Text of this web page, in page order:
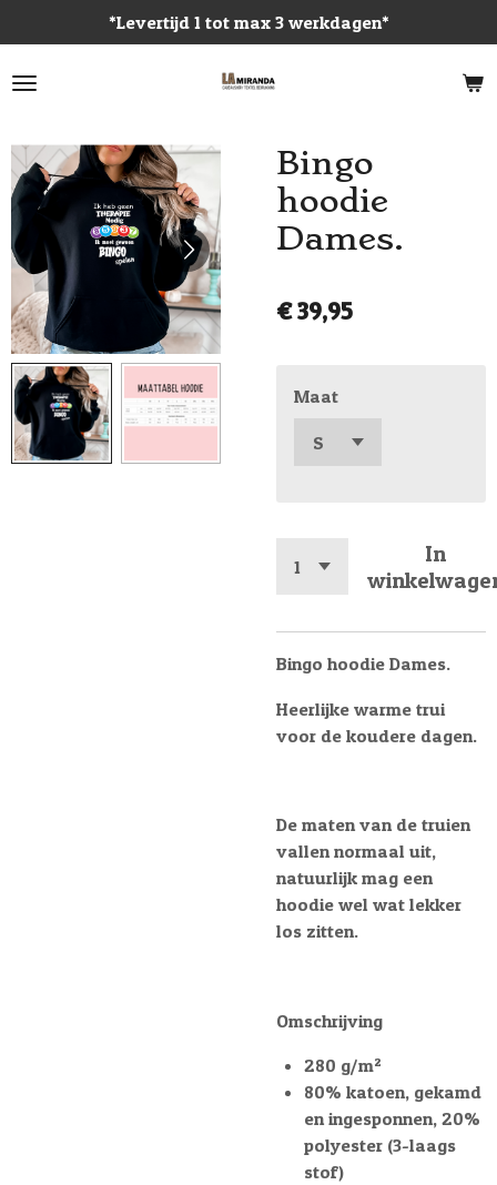
direct
naar
*Levertijd 1 tot max 3 werkdagen*
Bingo
hoodie
Dames.
€ 39,95
Maat
In
Bingo hoodie Dames.
Heerlijke warme trui
voor de koudere dagen.
De maten van de truien
vallen normaal uit,
natuurlijk mag een
hoodie wel wat lekker
los zitten.
Omschrijving
280 g/m²
80% katoen, gekamd
en ingesponnen, 20%
polyester (3-laags
stof)